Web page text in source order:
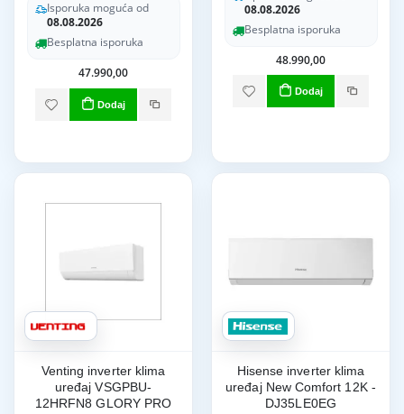
Isporuka moguća od
08.08.2026
Besplatna isporuka
47.990,00
Dodaj
08.08.2026
Besplatna isporuka
48.990,00
Dodaj
Venting inverter klima
uređaj VSGPBU-
12HRFN8 GLORY PRO
Hisense inverter klima
uređaj New Comfort 12K -
DJ35LE0EG